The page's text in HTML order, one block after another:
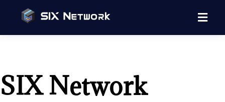
SIX Network